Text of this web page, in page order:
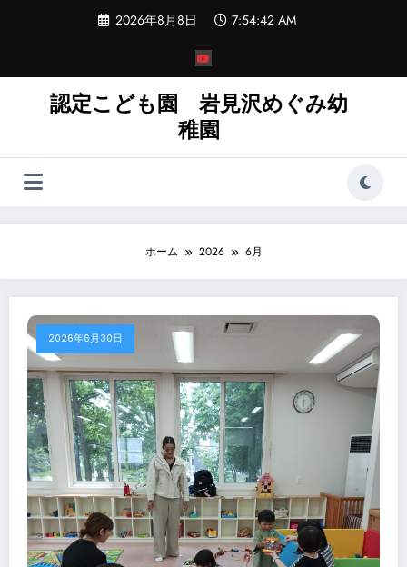
ツ
プ
2026年8月8日 7:54:43 AM
認定こども園 岩見沢めぐみ幼
稚園
ホーム 2026 6月
2026年6月30日